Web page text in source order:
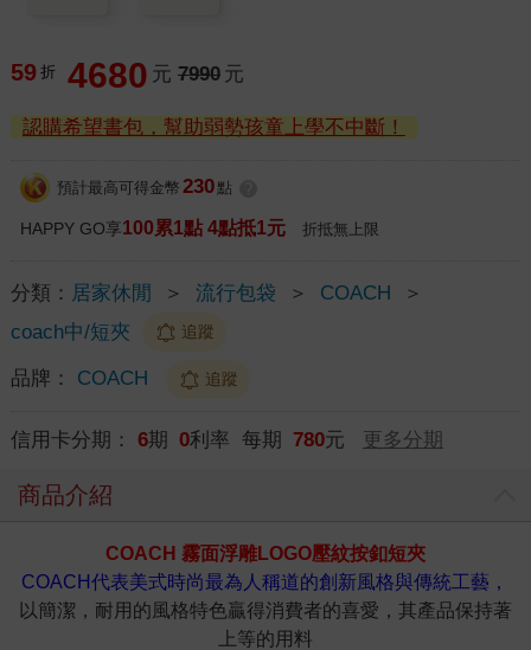
59 折 4680 元 7990 元
認購希望書包，幫助弱勢孩童上學不中斷！
預計最高可得金幣 230 點
HAPPY GO享100累1點 4點抵1元 折抵無上限
分類： 居家休閒 ＞ 流行包袋 ＞ COACH
＞
coach中/短夾
追蹤
品牌： COACH 追蹤
信用卡分期： 6期 0利率 每期 780元 更多分期
商品介紹
COACH 霧面浮雕LOGO壓紋按釦短夾
COACH代表美式時尚最為人稱道的創新風格與傳統工藝，
以簡潔，耐用的風格特色贏得消費者的喜愛，其產品保持著
上等的用料